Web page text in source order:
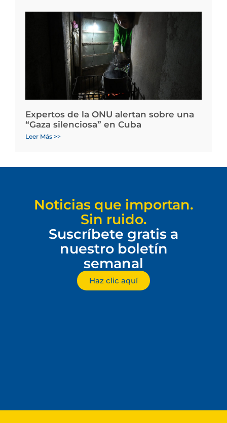
Expertos de la ONU alertan sobre una
“Gaza silenciosa” en Cuba
Leer Más >>
Noticias que importan.
Sin ruido.
Suscríbete gratis a
nuestro boletín
semanal
Haz clic aquí